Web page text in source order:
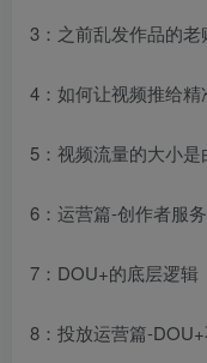
3：之前乱发作品的老
4：如何让视频推给
5：视频流量的大小是
6：运营篇-创作者服
7：DOU+的底层逻辑
8：投放运营篇-